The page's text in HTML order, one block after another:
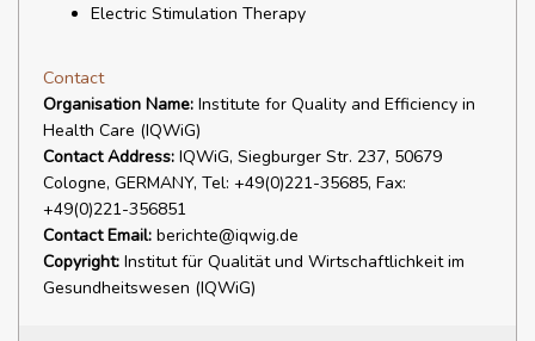
Electric Stimulation Therapy
Contact
Organisation Name: Institute for Quality and Efficiency in
Health Care (IQWiG)
Contact Address: IQWiG, Siegburger Str. 237, 50679
Cologne, GERMANY, Tel: +49(0)221-35685, Fax:
+49(0)221-356851
Contact Email: berichte@iqwig.de
Copyright: Institut für Qualität und Wirtschaftlichkeit im
Gesundheitswesen (IQWiG)